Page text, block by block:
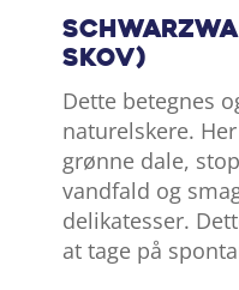
Skov)
Dette betegnes
naturelskere.
grønne dale,
vandfald og
delikatesser.
at tage på